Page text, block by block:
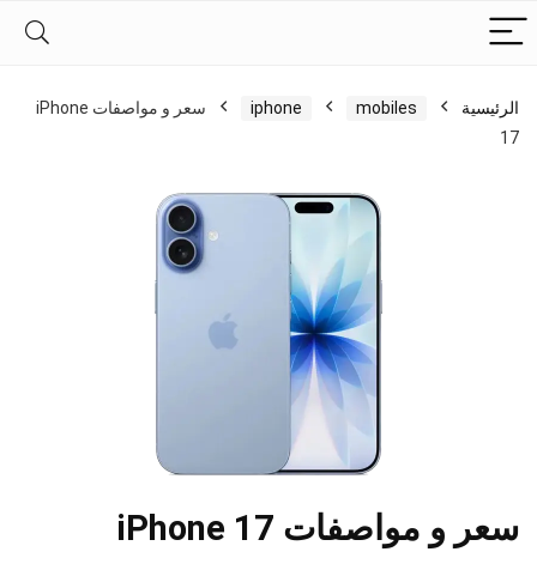
الرئيسية mobiles
iphone
سعر و مواصفات iPhone
17
سعر و مواصفات iPhone 17